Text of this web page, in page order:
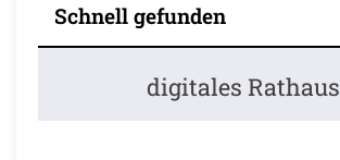
Schnell gefunden
digitales Rathaus